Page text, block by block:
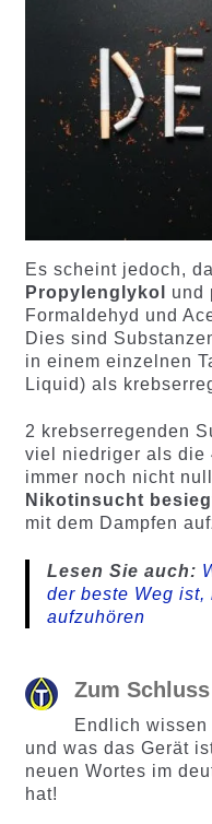
Es scheint jedoch,
Propylenglykol und
Formaldehyd und
Dies sind
in einem einzelnen
Liquid) als
2 krebserregenden
viel niedriger als die
immer noch nicht
Nikotinsucht
mit dem Dampfen
Lesen Sie auch:
der beste Weg ist,
aufzuhören
Zum Schluss
Endlich
und was das Gerät
neuen Wortes im
hat!